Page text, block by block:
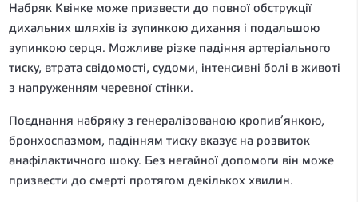
Набряк Квінке може призвести до повної обструкції
дихальних шляхів із зупинкою дихання і подальшою
зупинкою серця. Можливе різке падіння артеріального
тиску, втрата свідомості, судоми, інтенсивні болі в животі
з напруженням черевної стінки.
Поєднання набряку з генералізованою кропив’янкою,
бронхоспазмом, падінням тиску вказує на розвиток
анафілактичного шоку. Без негайної допомоги він може
призвести до смерті протягом декількох хвилин.